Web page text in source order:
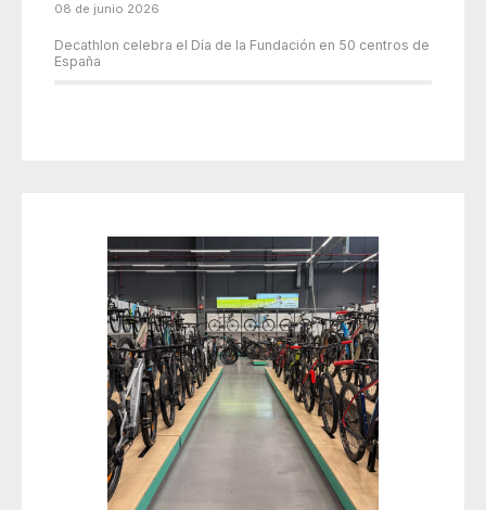
08 de junio 2026
Decathlon celebra el Día de la Fundación en 50 centros de
España